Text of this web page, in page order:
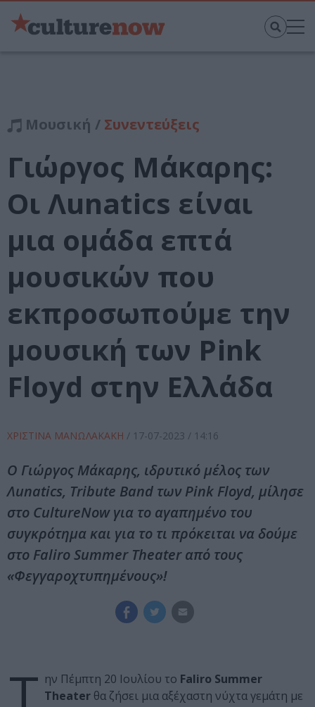
Μουσική / Συνεντεύξεις
Γιώργος Μάκαρης:
Οι Λunatics είναι
μια ομάδα επτά
μουσικών που
εκπροσωπούμε την
μουσική των Pink
Floyd στην Ελλάδα
ΧΡΙΣΤΙΝΑ ΜΑΝΩΛΑΚΑΚΗ / 17-07-2023 / 14:16
Ο Γιώργος Μάκαρης, ιδρυτικό μέλος των
Λunatics, Tribute Band των Pink Floyd, μίλησε
στο CultureNow για το αγαπημένο του
συγκρότημα και για το τι πρόκειται να δούμε
στο Faliro Summer Theater από τους
«Φεγγαροχτυπημένους»!
ην Πέμπτη 20 Ιουλίου το Faliro Summer
Theater θα ζήσει μια αξέχαστη νύχτα γεμάτη με